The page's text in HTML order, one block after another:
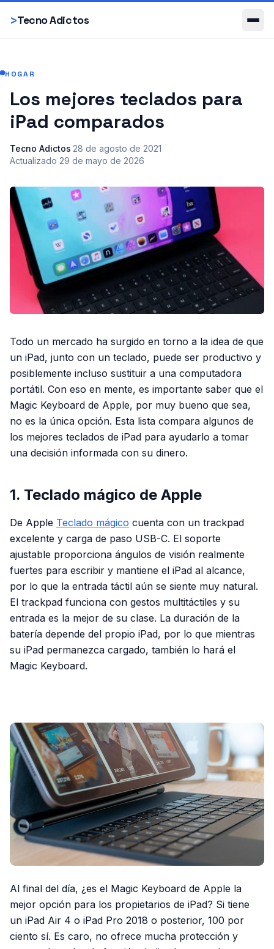
>Tecno Adictos
Smartphones
HOGAR
Los mejores teclados para
iPad comparados
Tecno Adictos·28 de agosto de 2021·
Actualizado 29 de mayo de 2026
Todo un mercado ha surgido en torno a la idea de que
un iPad, junto con un teclado, puede ser productivo y
posiblemente incluso sustituir a una computadora
portátil. Con eso en mente, es importante saber que el
Magic Keyboard de Apple, por muy bueno que sea,
no es la única opción. Esta lista compara algunos de
los mejores teclados de iPad para ayudarlo a tomar
una decisión informada con su dinero.
1. Teclado mágico de Apple
De Apple Teclado mágico cuenta con un trackpad
excelente y carga de paso USB-C. El soporte
ajustable proporciona ángulos de visión realmente
fuertes para escribir y mantiene el iPad al alcance,
por lo que la entrada táctil aún se siente muy natural.
El trackpad funciona con gestos multitáctiles y su
entrada es la mejor de su clase. La duración de la
batería depende del propio iPad, por lo que mientras
su iPad permanezca cargado, también lo hará el
Magic Keyboard.
Al final del día, ¿es el Magic Keyboard de Apple la
mejor opción para los propietarios de iPad? Si tiene
un iPad Air 4 o iPad Pro 2018 o posterior, 100 por
ciento sí. Es caro, no ofrece mucha protección y